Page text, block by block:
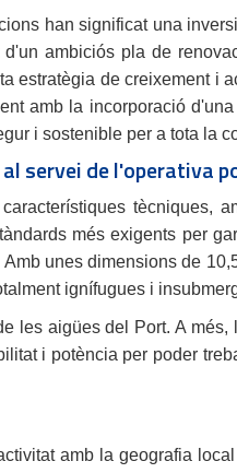
han significat una
ambiciós pla de
estratègia de creixement i
amb la incorporació
i sostenible per a tota la
servei de l'operativa
tècniques,
més exigents per
unes dimensions de
ignífugues i
les aigües del Port. A
i potència per poder
amb la geografia